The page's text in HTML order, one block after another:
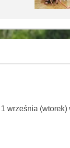
września (wtorek)